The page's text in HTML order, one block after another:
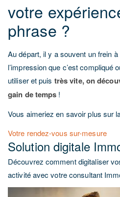
votre
phrase ?
Au départ, il y a souvent un frein
l’impression que c’est compliqué
utiliser et puis très vite, on
gain de temps !
Vous aimeriez en savoir plus sur
Votre rendez-vous sur-mesure
Solution digitale
Découvrez comment digitaliser
activité avec votre consultant